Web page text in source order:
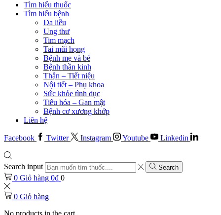
Tìm hiểu thuốc
Tìm hiểu bệnh
Da liễu
Ung thư
Tim mạch
Tai mũi họng
Bệnh mẹ và bé
Bệnh thần kinh
Thận – Tiết niệu
Nội tiết – Phụ khoa
Sức khỏe tình dục
Tiêu hóa – Gan mật
Bệnh cơ xương khớp
Liên hệ
Facebook Twitter Instagram Youtube Linkedin
Search input Search
0 Giỏ hàng 0₫ 0
0 Giỏ hàng
No products in the cart.